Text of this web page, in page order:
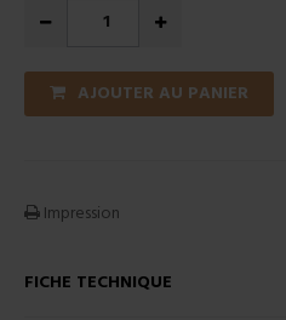
AJOUTER AU PANIER
Impression
FICHE TECHNIQUE